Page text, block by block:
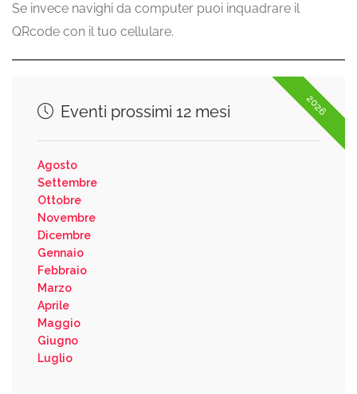
Se invece navighi da computer puoi inquadrare il
QRcode con il tuo cellulare.
2026
Eventi prossimi 12 mesi
Agosto
Settembre
Ottobre
Novembre
Dicembre
Gennaio
Febbraio
Marzo
Aprile
Maggio
Giugno
Luglio